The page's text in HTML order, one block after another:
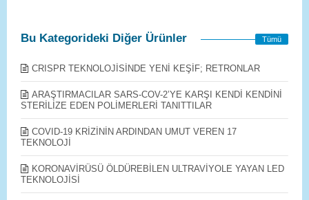
Tümü
Bu Kategorideki Diğer Ürünler
CRISPR TEKNOLOJİSİNDE YENİ KEŞİF; RETRONLAR
ARAŞTIRMACILAR SARS-COV-2’YE KARŞI KENDİ KENDİNİ
STERİLİZE EDEN POLİMERLERİ TANITTILAR
COVID-19 KRİZİNİN ARDINDAN UMUT VEREN 17
TEKNOLOJİ
KORONAVİRÜSÜ ÖLDÜREBİLEN ULTRAVİYOLE YAYAN LED
TEKNOLOJİSİ